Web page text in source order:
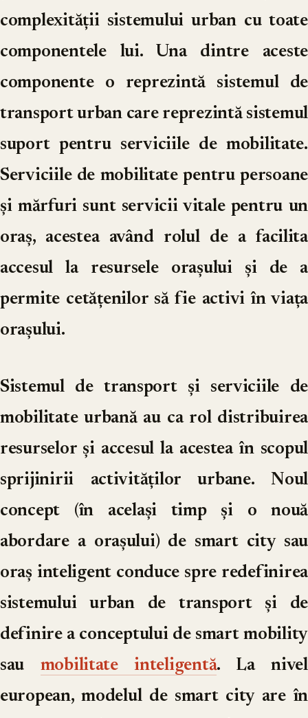
complexității sistemului urban cu toate
componentele lui. Una dintre aceste
componente o reprezintă sistemul de
transport urban care reprezintă sistemul
suport pentru serviciile de mobilitate.
Serviciile de mobilitate pentru persoane
și mărfuri sunt servicii vitale pentru un
oraș, acestea având rolul de a facilita
accesul la resursele orașului și de a
permite cetățenilor să fie activi în viața
orașului.
Sistemul de transport și serviciile de
mobilitate urbană au ca rol distribuirea
resurselor și accesul la acestea în scopul
sprijinirii activităților urbane. Noul
concept (în același timp și o nouă
abordare a orașului) de smart city sau
oraș inteligent conduce spre redefinirea
sistemului urban de transport și de
definire a conceptului de smart mobility
sau mobilitate inteligentă. La nivel
european, modelul de smart city are în